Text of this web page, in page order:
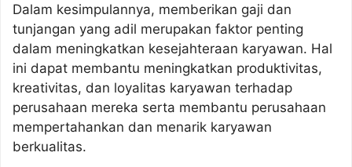
Dalam kesimpulannya, memberikan gaji dan
tunjangan yang adil merupakan faktor penting
dalam meningkatkan kesejahteraan karyawan. Hal
ini dapat membantu meningkatkan produktivitas,
kreativitas, dan loyalitas karyawan terhadap
perusahaan mereka serta membantu perusahaan
mempertahankan dan menarik karyawan
berkualitas.